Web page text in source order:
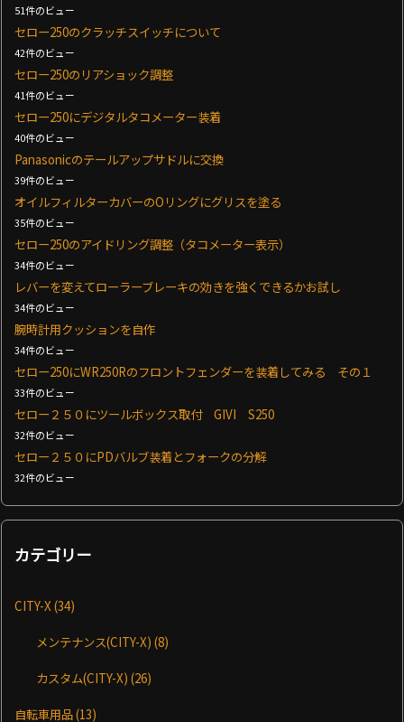
51件のビュー
セロー250のクラッチスイッチについて
42件のビュー
セロー250のリアショック調整
41件のビュー
セロー250にデジタルタコメーター装着
40件のビュー
Panasonicのテールアップサドルに交換
39件のビュー
オイルフィルターカバーのOリングにグリスを塗る
35件のビュー
セロー250のアイドリング調整（タコメーター表示）
34件のビュー
レバーを変えてローラーブレーキの効きを強くできるかお試し
34件のビュー
腕時計用クッションを自作
34件のビュー
セロー250にWR250Rのフロントフェンダーを装着してみる その１
33件のビュー
セロー２５０にツールボックス取付 GIVI S250
32件のビュー
セロー２５０にPDバルブ装着とフォークの分解
32件のビュー
カテゴリー
CITY-X (34)
メンテナンス(CITY-X)(8)
カスタム(CITY-X)(26)
自転車用品(13)